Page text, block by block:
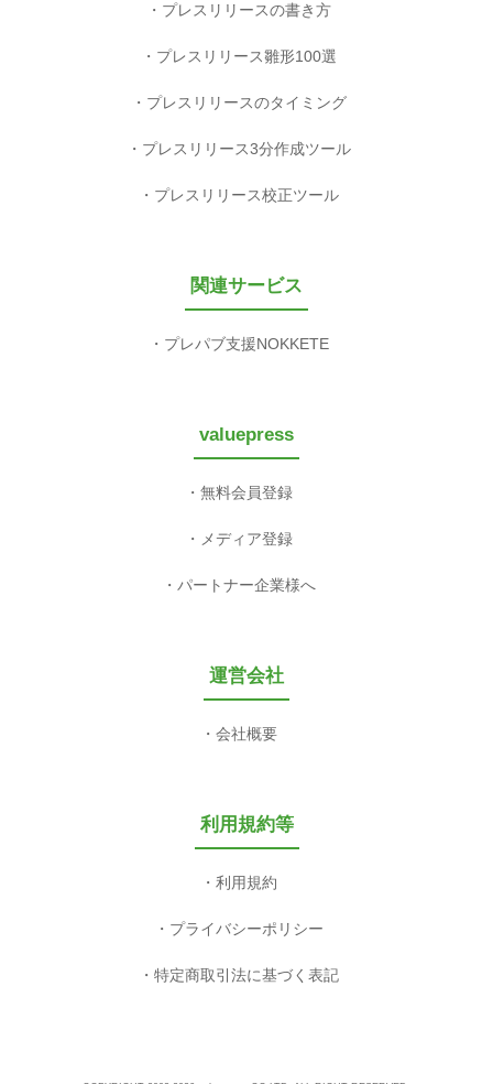
プレスリリースの書き方
プレスリリース雛形100選
プレスリリースのタイミング
プレスリリース3分作成ツール
プレスリリース校正ツール
関連サービス
プレパブ支援NOKKETE
valuepress
無料会員登録
メディア登録
パートナー企業様へ
運営会社
会社概要
利用規約等
利用規約
プライバシーポリシー
特定商取引法に基づく表記